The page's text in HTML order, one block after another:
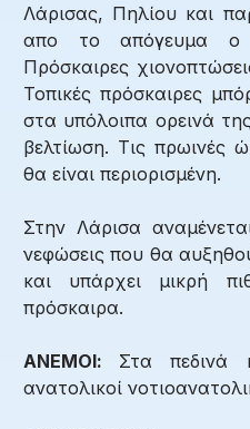
Λάρισας, Πηλίου και
απο το απόγευμα ο
Πρόσκαιρες
Τοπικές πρόσκαιρες
στα υπόλοιπα ορεινά
βελτίωση. Τις πρωινές
θα είναι περιορισμένη.
Στην Λάρισα
νεφώσεις που θα
και υπάρχει μικρή
πρόσκαιρα.
ΑΝΕΜΟΙ: Στα πεδινά
ανατολικοί